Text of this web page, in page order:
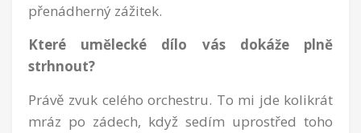
přenádherný zážitek.
Které umělecké dílo vás dokáže plně
strhnout?
Právě zvuk celého orchestru. To mi jde kolikrát
mráz po zádech, když sedím uprostřed toho